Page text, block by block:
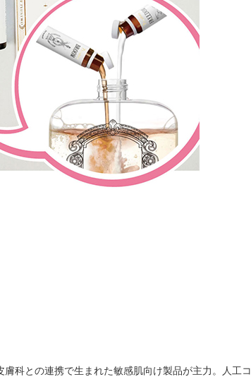
科との連携で生まれた敏感肌向け製品が主力。人工コ